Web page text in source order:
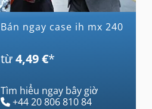
Bán ngay case ih mx 240
từ4,49 €*
Tìm hiểu ngay bây giờ
+44 20 806 810 84